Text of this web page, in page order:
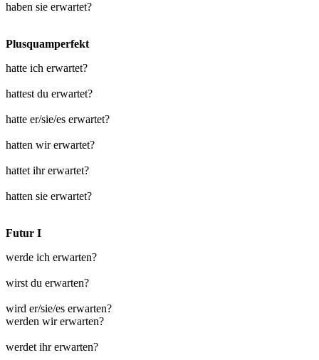
haben sie erwartet?
Plusquamperfekt
hatte ich erwartet?
hattest du erwartet?
hatte er/sie/es erwartet?
hatten wir erwartet?
hattet ihr erwartet?
hatten sie erwartet?
Futur I
werde ich erwarten?
wirst du erwarten?
wird er/sie/es erwarten?
werden wir erwarten?
werdet ihr erwarten?